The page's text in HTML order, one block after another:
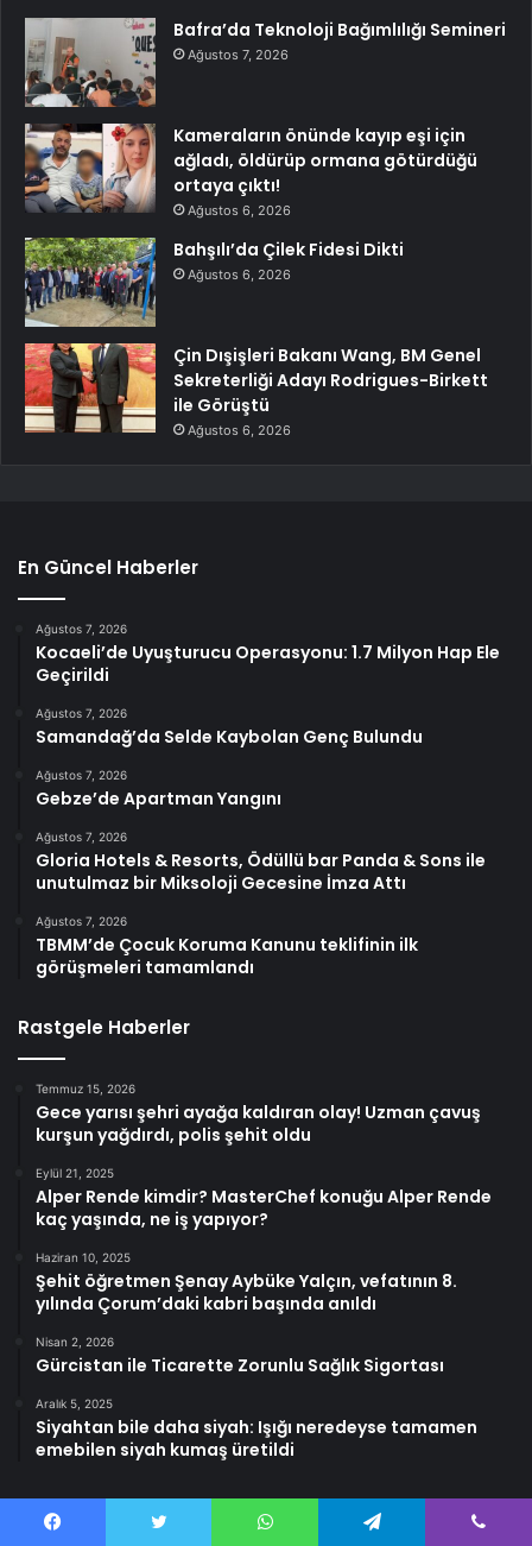
Bafra’da Teknoloji Bağımlılığı Semineri
Ağustos 7, 2026
Kameraların önünde kayıp eşi için
ağladı, öldürüp ormana götürdüğü
ortaya çıktı!
Ağustos 6, 2026
Bahşılı’da Çilek Fidesi Dikti
Ağustos 6, 2026
Çin Dışişleri Bakanı Wang, BM Genel
Sekreterliği Adayı Rodrigues-Birkett
ile Görüştü
Ağustos 6, 2026
En Güncel Haberler
Ağustos 7, 2026
Kocaeli’de Uyuşturucu Operasyonu: 1.7 Milyon Hap Ele
Geçirildi
Ağustos 7, 2026
Samandağ’da Selde Kaybolan Genç Bulundu
Ağustos 7, 2026
Gebze’de Apartman Yangını
Ağustos 7, 2026
Gloria Hotels & Resorts, Ödüllü bar Panda & Sons ile
unutulmaz bir Miksoloji Gecesine İmza Attı
Ağustos 7, 2026
TBMM’de Çocuk Koruma Kanunu teklifinin ilk
görüşmeleri tamamlandı
Rastgele Haberler
Temmuz 15, 2026
Gece yarısı şehri ayağa kaldıran olay! Uzman çavuş
kurşun yağdırdı, polis şehit oldu
Eylül 21, 2025
Alper Rende kimdir? MasterChef konuğu Alper Rende
kaç yaşında, ne iş yapıyor?
Haziran 10, 2025
Şehit öğretmen Şenay Aybüke Yalçın, vefatının 8.
yılında Çorum’daki kabri başında anıldı
Nisan 2, 2026
Gürcistan ile Ticarette Zorunlu Sağlık Sigortası
Aralık 5, 2025
Siyahtan bile daha siyah: Işığı neredeyse tamamen
emebilen siyah kumaş üretildi